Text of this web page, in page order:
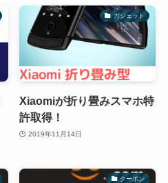
ガジェット
Xiaomiが折り畳みスマホ特
許取得！
2019年11月14日
クーポン